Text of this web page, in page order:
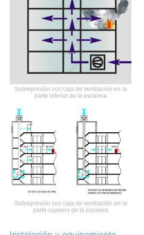
Sobrepresión con caja de ventilación en la
parte inferior de la escalera
Sobrepresión con caja de ventilación en la
parte superior de la escalera